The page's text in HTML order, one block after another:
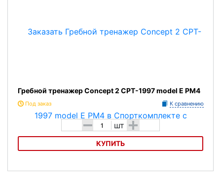
Гребной тренажер Concept 2 CPT-1997 model E PM4
Под заказ К сравнению
- шт +
КУПИТЬ